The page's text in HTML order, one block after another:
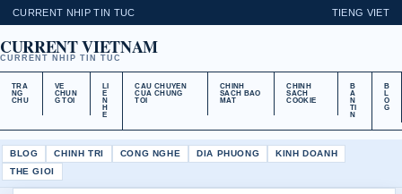
CURRENT NHIP TIN TUC TIENG VIET
CURRENT VIETNAM
CURRENT NHIP TIN TUC
TRA
NG
CHU
VE
CHUN
G TOI
LI
E
N
H
E
CAU CHUYEN
CUA CHUNG
TOI
CHINH
SACH BAO
MAT
CHINH
SACH
COOKIE
B
A
N
TI
N
B
L
O
G
BLOG CHINH TRI CONG NGHE DIA PHUONG
KINH DOANH
THE GIOI